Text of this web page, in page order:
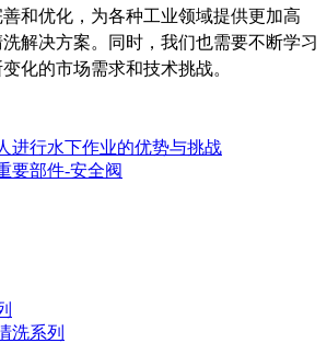
和优化，为各种工业领域提供更加高
解决方案。同时，我们也需要不断学习
化的市场需求和技术挑战。
进行水下作业的优势与挑战
要部件-安全阀
洗系列